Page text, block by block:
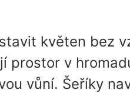
květen bez
prostor v
vůní. Šeříky